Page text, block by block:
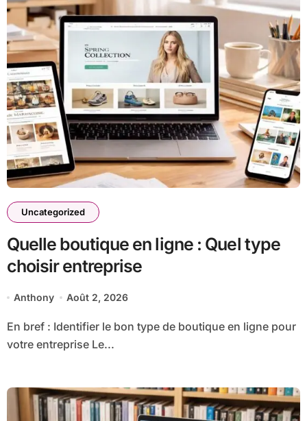
Uncategorized
Quelle boutique en ligne : Quel type
choisir entreprise
Anthony Août 2, 2026
En bref : Identifier le bon type de boutique en ligne pour
votre entreprise Le...